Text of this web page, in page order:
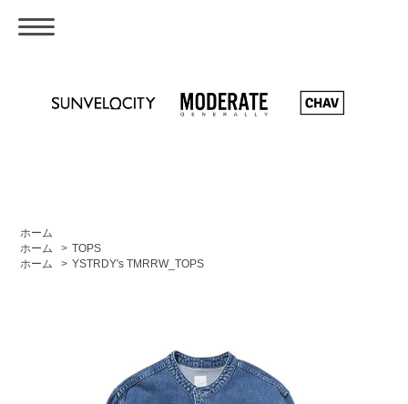
ホーム
ホーム
> TOPS
ホーム
> YSTRDY's TMRRW_TOPS